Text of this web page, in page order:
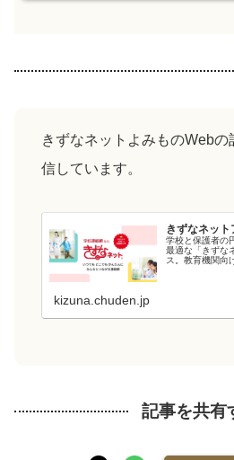
きずなネットよみものWeb
信しています。
きずなネット
学校と保護者の
最適な「きずな
ス。教育機関向
kizuna.chuden.jp
記事を共有